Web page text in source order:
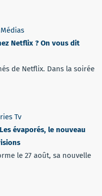
Médias
Netflix ? On vous dit
de Netflix. Dans la soirée
Tv
évaporés, le nouveau
le 27 août, sa nouvelle